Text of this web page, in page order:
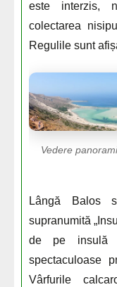
este interzis,
colectarea
Regulile sunt
Vedere
Lângă Balos
supranumită
de pe insulă
spectaculoase
Vârfurile